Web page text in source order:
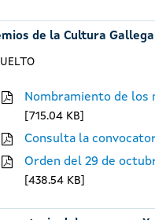
de la Cultura Gallega
Nombramiento de los
715.04 KB
Consulta la
Orden del 29 de
438.54 KB